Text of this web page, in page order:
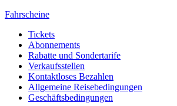
Fahrscheine
Tickets
Abonnements
Rabatte und Sondertarife
Verkaufsstellen
Kontaktloses Bezahlen
Allgemeine Reisebedingungen
Geschäftsbedingungen